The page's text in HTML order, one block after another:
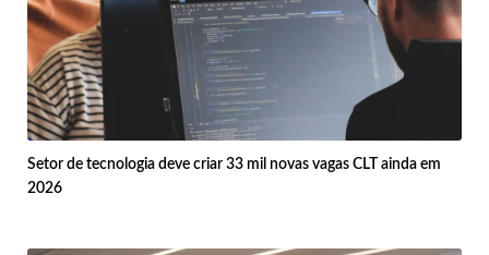
Setor de tecnologia deve criar 33 mil novas vagas CLT ainda em
2026